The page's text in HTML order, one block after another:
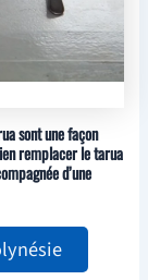
sont une façon
remplacer le tarua
d’une